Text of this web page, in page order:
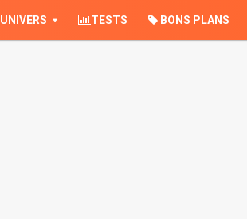
UNIVERS TESTS BONS PLANS